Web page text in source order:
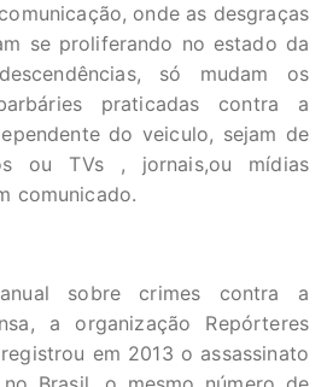
onde as desgraças
se proliferando no estado da
só mudam os
praticadas contra a
do veiculo, sejam de
ou TVs , jornais,ou mídias
comunicado.
sobre crimes contra a
a organização Repórteres
em 2013 o assassinato